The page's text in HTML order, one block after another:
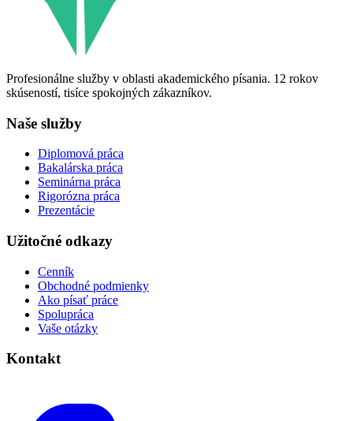
Profesionálne služby v oblasti akademického písania. 12 rokov
skúseností, tisíce spokojných zákazníkov.
Naše služby
Diplomová práca
Bakalárska práca
Seminárna práca
Rigorózna práca
Prezentácie
Užitočné odkazy
Cenník
Obchodné podmienky
Ako písať práce
Spolupráca
Vaše otázky
Kontakt